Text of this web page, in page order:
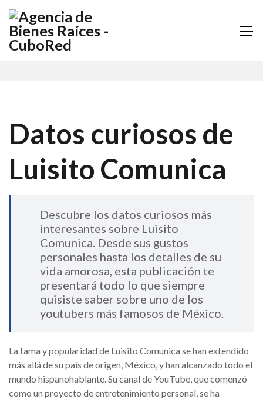
Datos curiosos de
Luisito Comunica
Descubre los datos curiosos más
interesantes sobre Luisito
Comunica. Desde sus gustos
personales hasta los detalles de su
vida amorosa, esta publicación te
presentará todo lo que siempre
quisiste saber sobre uno de los
youtubers más famosos de México.
La fama y popularidad de Luisito Comunica se han extendido
más allá de su país de origen, México, y han alcanzado todo el
mundo hispanohablante. Su canal de YouTube, que comenzó
como un proyecto de entretenimiento personal, se ha